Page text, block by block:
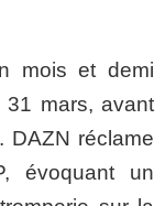
mois et demi
31 mars, avant
DAZN réclame
évoquant un